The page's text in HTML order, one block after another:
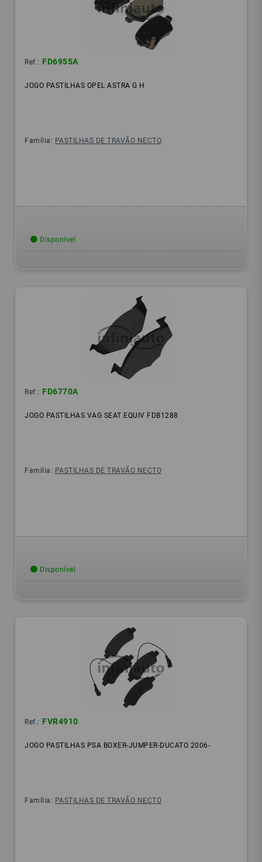
Ref.: FD6955A
JOGO PASTILHAS OPEL ASTRA G H
Família: PASTILHAS DE TRAVÃO NECTO
Disponível
Ref.: FD6770A
JOGO PASTILHAS VAG SEAT EQUIV FDB1288
Família: PASTILHAS DE TRAVÃO NECTO
Disponível
Ref.: FVR4910
JOGO PASTILHAS PSA BOXER-JUMPER-DUCATO 2006-
Família: PASTILHAS DE TRAVÃO NECTO